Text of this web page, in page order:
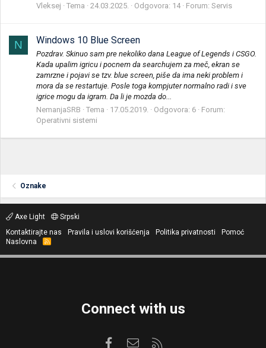
Vleksej
Tema 24.03.2025. Odgovora: 14 Forum: Servis
N Windows 10 Blue Screen
Pozdrav. Skinuo sam pre nekoliko dana League of Legends i CSGO.
Kada upalim igricu i pocnem da searchujem za meč, ekran se
zamrzne i pojavi se tzv. blue screen, piše da ima neki problem i
mora da se restartuje. Posle toga kompjuter normalno radi i sve
igrice mogu da igram. Da li je mozda do...
NemanjaSRB
Tema 17.05.2019. Odgovora: 6
Forum:
Operativni sistemi
Oznake
Axe Light
Srpski
Kontaktirajte nas
Pravila i uslovi korišćenja Politika privatnosti
Pomoć
Naslovna
R
S
Connect with us
FacebookKontaktirajte nas